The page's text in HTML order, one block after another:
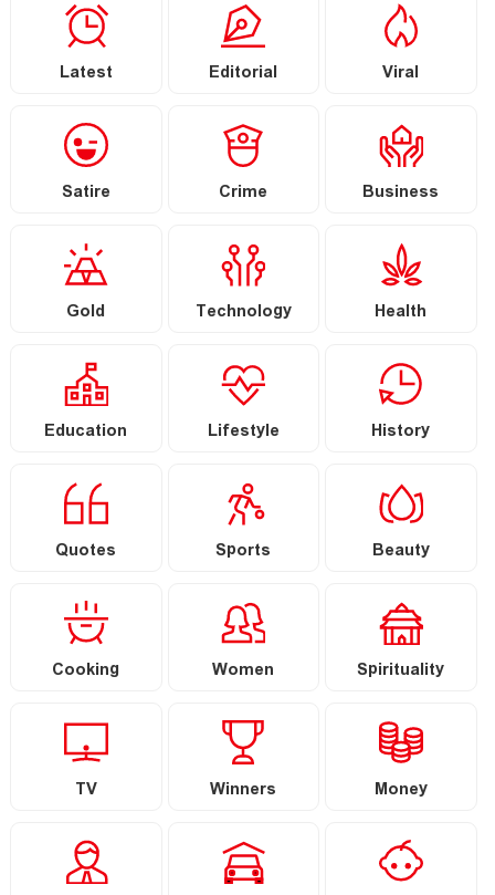
Latest Editorial Viral
Satire Crime Business
Gold Technology Health
Education Lifestyle History
Quotes Sports Beauty
Cooking Women Spirituality
TV Winners Money